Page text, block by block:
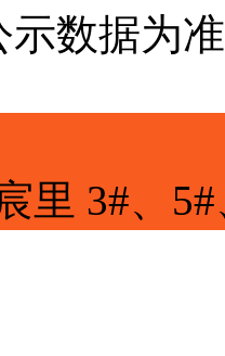
数据为
里 3#、